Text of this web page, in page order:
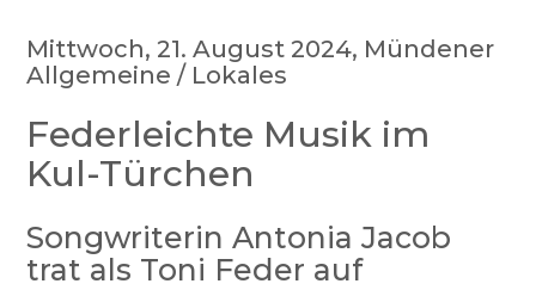
Mittwoch, 21. August 2024, Mündener
Allgemeine / Lokales
Federleichte Musik im
Kul-Türchen
Songwriterin Antonia Jacob
trat als Toni Feder auf